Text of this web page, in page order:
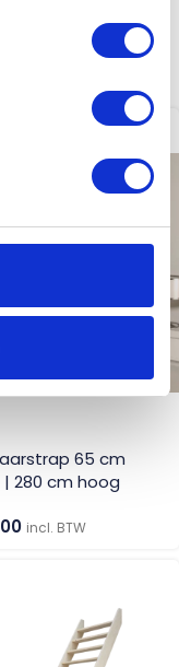
65 cm
280 cm hoog
incl. BTW